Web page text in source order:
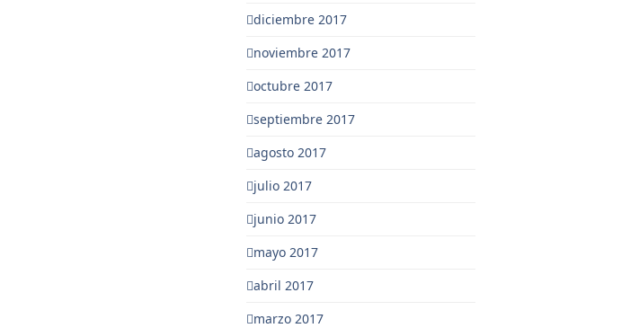
diciembre 2017
noviembre 2017
octubre 2017
septiembre 2017
agosto 2017
julio 2017
junio 2017
mayo 2017
abril 2017
marzo 2017